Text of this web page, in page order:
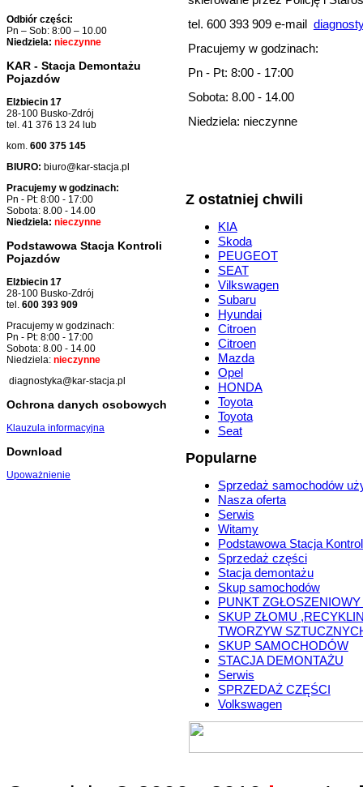
Odbiór części:
Pn – Sob: 8:00 – 10.00
Niedziela: nieczynne
KAR - Stacja Demontażu
Pojazdów
Elżbiecin 17
28-100 Busko-Zdrój
tel. 41 376 13 24 lub
kom. 600 375 145
BIURO: biuro@kar-stacja.pl
Pracujemy w godzinach:
Pn - Pt: 8:00 - 17:00
Sobota: 8.00 - 14.00
Niedziela: nieczynne
Podstawowa Stacja Kontroli
Pojazdów
Elżbiecin 17
28-100 Busko-Zdrój
tel. 600 393 909
Pracujemy w godzinach:
Pn - Pt: 8:00 - 17:00
Sobota: 8.00 - 14.00
Niedziela: nieczynne
diagnostyka@kar-stacja.pl
Ochrona danych osobowych
Klauzula informacyjna
Download
Upoważnienie
tel. 600 393 909 e-mail
Pracujemy w godzinach:
Pn - Pt: 8:00 - 17:00
Sobota: 8.00 - 14.00
Niedziela: nieczynne
Z ostatniej chwili
KIA
Skoda
PEUGEOT
SEAT
Vilkswagen
Subaru
Hyundai
Citroen
Citroen
Mazda
Opel
HONDA
Toyota
Toyota
Seat
Popularne
Sprzedaż samochodów
Nasza oferta
Serwis
Witamy
Podstawowa Stacja
Sprzedaż części
Stacja demontażu
Skup samochodów
PUNKT
SKUP ZŁOMU
TWORZYW
SKUP SAMOCHODÓW
STACJA DEMONTAŻU
Serwis
SPRZEDAŻ CZĘŚCI
Volkswagen